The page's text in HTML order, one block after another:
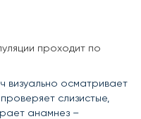
проходит по
визуально осматривает
слизистые,
анамнез –